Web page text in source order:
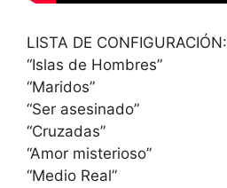
LISTA DE CONFIGURACIÓN:
“Islas de Hombres”
“Maridos”
“Ser asesinado”
“Cruzadas”
“Amor misterioso”
“Medio Real”